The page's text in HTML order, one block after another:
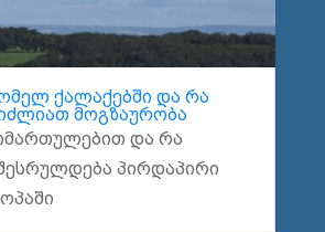
ქალაქებში და რა
მოგზაურობა
და რა
პირდაპირი